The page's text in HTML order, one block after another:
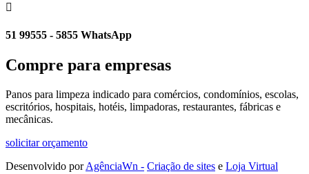

51 99555 - 5855 WhatsApp
Compre para empresas
Panos para limpeza indicado para comércios, condomínios, escolas,
escritórios, hospitais, hotéis, limpadoras, restaurantes, fábricas e
mecânicas.
solicitar orçamento
Desenvolvido porAgênciaWn - Criação de sites e Loja Virtual